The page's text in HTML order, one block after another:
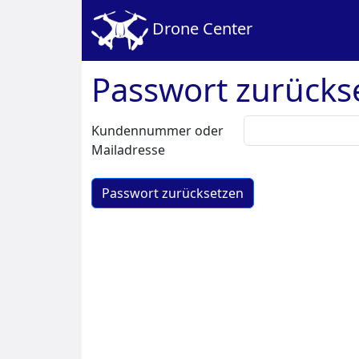
Drone Center
Passwort
Kundennummer oder
Mailadresse
Passwort zurücksetzen